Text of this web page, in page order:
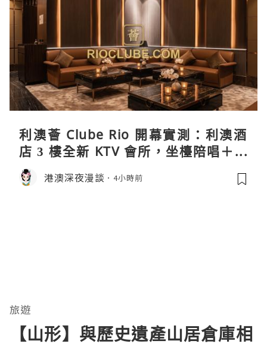
利澳薈 Clube Rio 開幕實測：利澳酒
店 3 樓全新 KTV 會所，坐檯陪唱＋水
療套票一次過睇
港澳深夜漫談 4小時前
旅遊
【山形】與歷史遺產山居倉庫相